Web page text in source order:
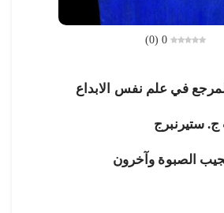
0
(
0
)
في علم نفس الابداع
ستيرنبرج
الصبوة وآخرون